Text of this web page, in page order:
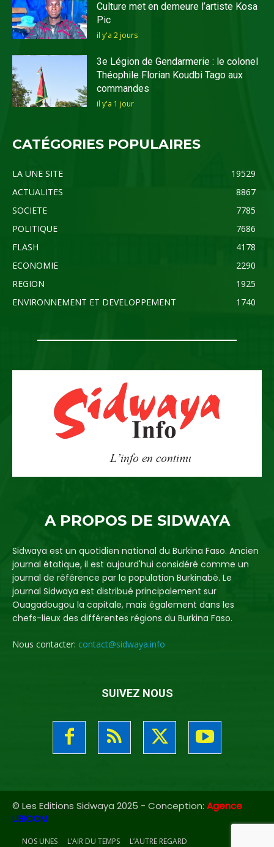
Culture met en demeure l’artiste Kosa
Pic
il y'a 2 jours
3e Légion de Gendarmerie : le colonel
Théophile Florian Koudbi Tago aux
commandes
il y'a 1 jour
CATÉGORIES POPULAIRES
LA UNE SITE
19529
ACTUALITES
8867
SOCIETE
7785
POLITIQUE
7686
FLASH
4178
ECONOMIE
2290
REGION
1925
ENVIRONNEMENT ET DEVELOPPEMENT
1740
A PROPOS DE SIDWAYA
Sidwaya est un quotidien national du Burkina Faso. Ancien
journal étatique, il est aujourd'hui considéré comme un
journal de référence par la population Burkinabè. Le
journal Sidwaya est distribué principalement sur
Ouagadougou la capitale, mais également dans les
chefs-lieux des différentes régions du Burkina Faso.
Nous contacter: contact@sidwaya.info
SUIVEZ NOUS
© Les Editions Sidwaya 2025 - Conception: Agence
UBICOM
NOS UNES L’AIR DU TEMPS L’AUTRE REGARD